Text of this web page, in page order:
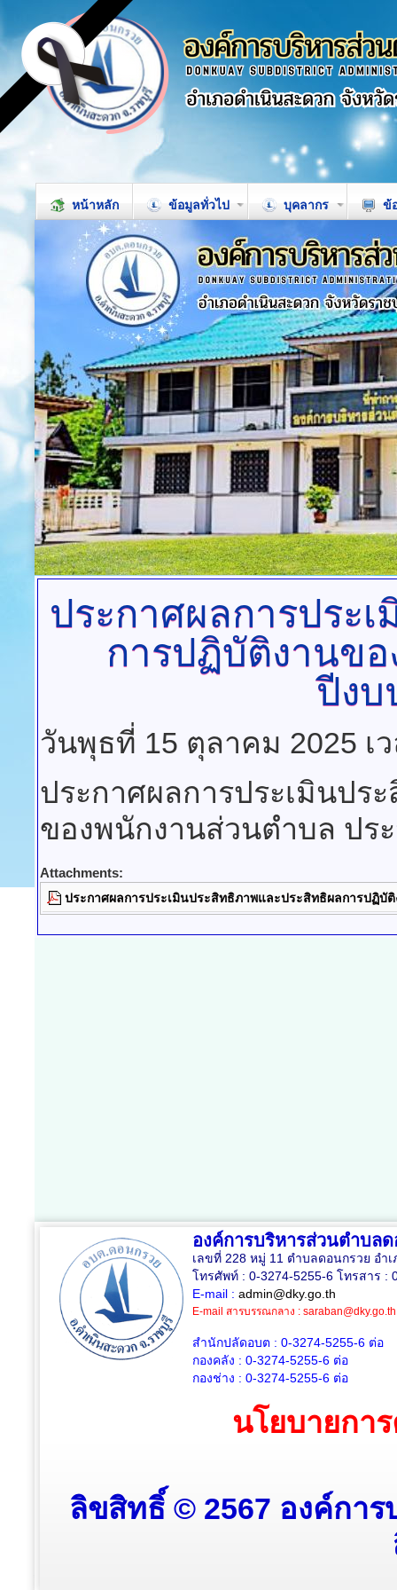
หน้าหลัก ข้อมูลทั่วไป บุคลากร ข้
ประกาศผลการประ
การปฏิบัติงานข
ปีงบ
วันพุธที่ 15 ตุลาคม 2025 เ
ประกาศผลการประเมินปร
ของพนักงานส่วนตำบล ปร
Attachments:
ประกาศผลการประเมินประสิทธิภาพและประสิทธิผลการปฏิบั
องค์การบริหารส่วนตำบล
เลขที่ 228 หมู่ 11 ตำบลดอนกรวย อำ
โทรศัพท์ : 0-3274-5255-6 โทรสาร :
E-mail : admin@dky.go.th
E-mail สารบรรณกลาง : saraban@dky.go.th
สำนักปลัดอบต : 0-3274-5255-6ต่อ
กองคลัง : 0-3274-5255-6ต่อ
กองช่าง : 0-3274-5255-6ต่อ
นโยบายกา
ลิขสิทธิ์ © 2567 องค์กา